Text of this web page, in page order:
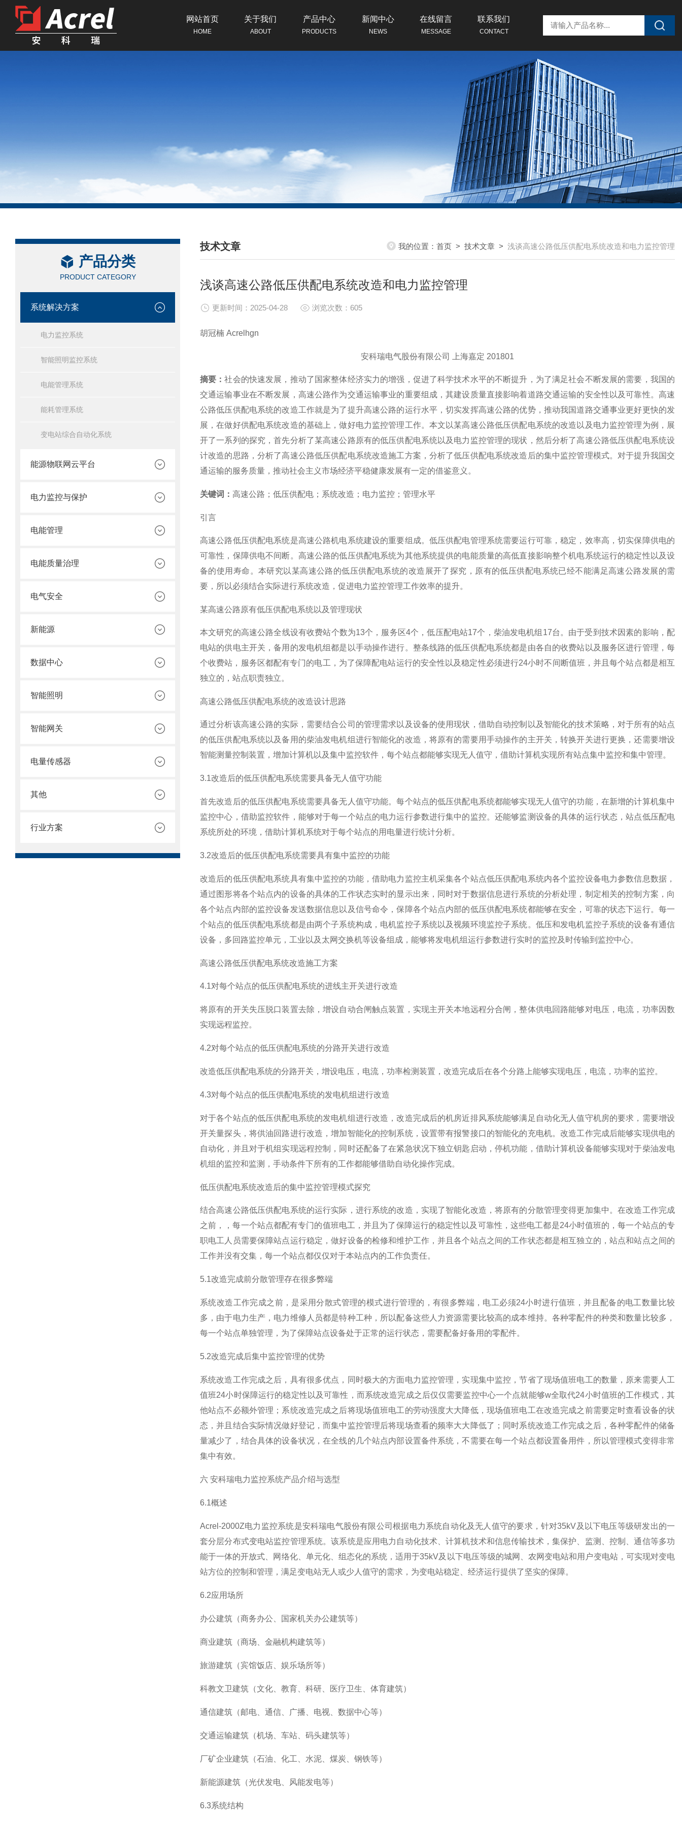
网站首页
HOME
关于我们
ABOUT
产品中心
PRODUCTS
新闻中心
NEWS
在线留言
MESSAGE
联系我们
CONTACT
产品分类
PRODUCT CATEGORY
系统解决方案
电力监控系统
智能照明监控系统
电能管理系统
能耗管理系统
变电站综合自动化系统
能源物联网云平台
电力监控与保护
电能管理
电能质量治理
电气安全
新能源
数据中心
智能照明
智能网关
电量传感器
其他
行业方案
技术文章
/ TECHNICAL ARTICLES
我的位置： 首页 > 技术文章 > 浅谈高速公路低压供配电系统改造和电力监控管理
浅谈高速公路低压供配电系统改造和电力监控管理
更新时间：2025-04-28 浏览次数：605
胡冠楠 Acrelhgn
安科瑞电气股份有限公司 上海嘉定 201801
摘要：社会的快速发展，推动了国家整体经济实力的增强，促进了科学技术水平的不断提升，为了满足社会不断发展的需要，我国的
交通运输事业在不断发展，高速公路作为交通运输事业的重要组成，其建设质量直接影响着道路交通运输的安全性以及可靠性。高速
公路低压供配电系统的改造工作就是为了提升高速公路的运行水平，切实发挥高速公路的优势，推动我国道路交通事业更好更快的发
展，在做好供配电系统改造的基础上，做好电力监控管理工作。本文以某高速公路低压供配电系统的改造以及电力监控管理为例，展
开了一系列的探究，首先分析了某高速公路原有的低压供配电系统以及电力监控管理的现状，然后分析了高速公路低压供配电系统设
计改造的思路，分析了高速公路低压供配电系统改造施工方案，分析了低压供配电系统改造后的集中监控管理模式。对于提升我国交
通运输的服务质量，推动社会主义市场经济平稳健康发展有一定的借鉴意义。
关键词： 高速公路；低压供配电；系统改造；电力监控；管理水平
引言
高速公路低压供配电系统是高速公路机电系统建设的重要组成。低压供配电管理系统需要运行可靠，稳定，效率高，切实保障供电的
可靠性，保障供电不间断。高速公路的低压供配电系统为其他系统提供的电能质量的高低直接影响整个机电系统运行的稳定性以及设
备的使用寿命。本研究以某高速公路的低压供配电系统的改造展开了探究，原有的低压供配电系统已经不能满足高速公路发展的需
要，所以必须结合实际进行系统改造，促进电力监控管理工作效率的提升。
某高速公路原有低压供配电系统以及管理现状
本文研究的高速公路全线设有收费站个数为13个，服务区4个，低压配电站17个，柴油发电机组17台。由于受到技术因素的影响，配
电站的供电主开关，备用的发电机组都是以手动操作进行。整条线路的低压供配电系统都是由各自的收费站以及服务区进行管理，每
个收费站，服务区都配有专门的电工，为了保障配电站运行的安全性以及稳定性必须进行24小时不间断值班，并且每个站点都是相互
独立的，站点职责独立。
高速公路低压供配电系统的改造设计思路
通过分析该高速公路的实际，需要结合公司的管理需求以及设备的使用现状，借助自动控制以及智能化的技术策略，对于所有的站点
的低压供配电系统以及备用的柴油发电机组进行智能化的改造，将原有的需要用手动操作的主开关，转换开关进行更换，还需要增设
智能测量控制装置，增加计算机以及集中监控软件，每个站点都能够实现无人值守，借助计算机实现所有站点集中监控和集中管理。
3.1改造后的低压供配电系统需要具备无人值守功能
首先改造后的低压供配电系统需要具备无人值守功能。每个站点的低压供配电系统都能够实现无人值守的功能，在新增的计算机集中
监控中心，借助监控软件，能够对于每一个站点的电力运行参数进行集中的监控。还能够监测设备的具体的运行状态，站点低压配电
系统所处的环境，借助计算机系统对于每个站点的用电量进行统计分析。
3.2改造后的低压供配电系统需要具有集中监控的功能
改造后的低压供配电系统具有集中监控的功能，借助电力监控主机采集各个站点低压供配电系统内各个监控设备电力参数信息数据，
通过图形将各个站点内的设备的具体的工作状态实时的显示出来，同时对于数据信息进行系统的分析处理，制定相关的控制方案，向
各个站点内部的监控设备发送数据信息以及信号命令，保障各个站点内部的低压供配电系统都能够在安全，可靠的状态下运行。每一
个站点的低压供配电系统都是由两个子系统构成，电机监控子系统以及视频环境监控子系统。低压和发电机监控子系统的设备有通信
设备，多回路监控单元，工业以及太网交换机等设备组成，能够将发电机组运行参数进行实时的监控及时传输到监控中心。
高速公路低压供配电系统改造施工方案
4.1对每个站点的低压供配电系统的进线主开关进行改造
将原有的开关失压脱口装置去除，增设自动合闸触点装置，实现主开关本地远程分合闸，整体供电回路能够对电压，电流，功率因数
实现远程监控。
4.2对每个站点的低压供配电系统的分路开关进行改造
改造低压供配电系统的分路开关，增设电压，电流，功率检测装置，改造完成后在各个分路上能够实现电压，电流，功率的监控。
4.3对每个站点的低压供配电系统的发电机组进行改造
对于各个站点的低压供配电系统的发电机组进行改造，改造完成后的机房近排风系统能够满足自动化无人值守机房的要求，需要增设
开关量探头，将供油回路进行改造，增加智能化的控制系统，设置带有报警接口的智能化的充电机。改造工作完成后能够实现供电的
自动化，并且对于机组实现远程控制，同时还配备了在紧急状况下独立钥匙启动，停机功能，借助计算机设备能够实现对于柴油发电
机组的监控和监测，手动条件下所有的工作都能够借助自动化操作完成。
低压供配电系统改造后的集中监控管理模式探究
结合高速公路低压供配电系统的运行实际，进行系统的改造，实现了智能化改造，将原有的分散管理变得更加集中。在改造工作完成
之前，，每一个站点都配有专门的值班电工，并且为了保障运行的稳定性以及可靠性，这些电工都是24小时值班的，每一个站点的专
职电工人员需要保障站点运行稳定，做好设备的检修和维护工作，并且各个站点之间的工作状态都是相互独立的，站点和站点之间的
工作并没有交集，每一个站点都仅仅对于本站点内的工作负责任。
5.1改造完成前分散管理存在很多弊端
系统改造工作完成之前，是采用分散式管理的模式进行管理的，有很多弊端，电工必须24小时进行值班，并且配备的电工数量比较
多，由于电力生产，电力维修人员都是特种工种，所以配备这些人力资源需要比较高的成本维持。各种零配件的种类和数量比较多，
每一个站点单独管理，为了保障站点设备处于正常的运行状态，需要配备好备用的零配件。
5.2改造完成后集中监控管理的优势
系统改造工作完成之后，具有很多优点，同时极大的方面电力监控管理，实现集中监控，节省了现场值班电工的数量，原来需要人工
值班24小时保障运行的稳定性以及可靠性，而系统改造完成之后仅仅需要监控中心一个点就能够w全取代24小时值班的工作模式，其
他站点不必额外管理；系统改造完成之后将现场值班电工的劳动强度大大降低，现场值班电工在改造完成之前需要定时查看设备的状
态，并且结合实际情况做好登记，而集中监控管理后将现场查看的频率大大降低了；同时系统改造工作完成之后，各种零配件的储备
量减少了，结合具体的设备状况，在全线的几个站点内部设置备件系统，不需要在每一个站点都设置备用件，所以管理模式变得非常
集中有效。
六 安科瑞电力监控系统产品介绍与选型
6.1概述
Acrel-2000Z电力监控系统是安科瑞电气股份有限公司根据电力系统自动化及无人值守的要求，针对35kV及以下电压等级研发出的一
套分层分布式变电站监控管理系统。该系统是应用电力自动化技术、计算机技术和信息传输技术，集保护、监测、控制、通信等多功
能于一体的开放式、网络化、单元化、组态化的系统，适用于35kV及以下电压等级的城网、农网变电站和用户变电站，可实现对变电
站方位的控制和管理，满足变电站无人或少人值守的需求，为变电站稳定、经济运行提供了坚实的保障。
6.2应用场所
办公建筑（商务办公、国家机关办公建筑等）
商业建筑（商场、金融机构建筑等）
旅游建筑（宾馆饭店、娱乐场所等）
科教文卫建筑（文化、教育、科研、医疗卫生、体育建筑）
通信建筑（邮电、通信、广播、电视、数据中心等）
交通运输建筑（机场、车站、码头建筑等）
厂矿企业建筑（石油、化工、水泥、煤炭、钢铁等）
新能源建筑（光伏发电、风能发电等）
6.3系统结构